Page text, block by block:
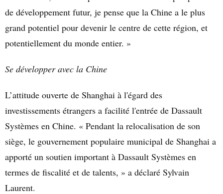
de développement futur, je pense que la Chine a le plus
grand potentiel pour devenir le centre de cette région, et
potentiellement du monde entier. »
Se développer avec la Chine
L’attitude ouverte de Shanghai à l'égard des
investissements étrangers a facilité l'entrée de Dassault
Systèmes en Chine. « Pendant la relocalisation de son
siège, le gouvernement populaire municipal de Shanghai a
apporté un soutien important à Dassault Systèmes en
termes de fiscalité et de talents, » a déclaré Sylvain
Laurent.